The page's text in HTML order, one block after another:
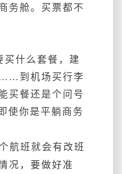
务舱。买票都不
什么套餐，建
到机场买行李
买餐还是个问号
使你是平躺商务
航班就会有改班
况，要做好准